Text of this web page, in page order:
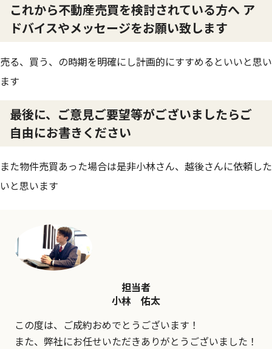
これから不動産売買を検討されている方へ ア
ドバイスやメッセージをお願い致します
売る、買う、の時期を明確にし計画的にすすめるといいと思い
ます
最後に、ご意見ご要望等がございましたらご
自由にお書きください
また物件売買あった場合は是非小林さん、越後さんに依頼した
いと思います
担当者
小林 佑太
この度は、ご成約おめでとうございます！
また、弊社にお任せいただきありがとうございました！